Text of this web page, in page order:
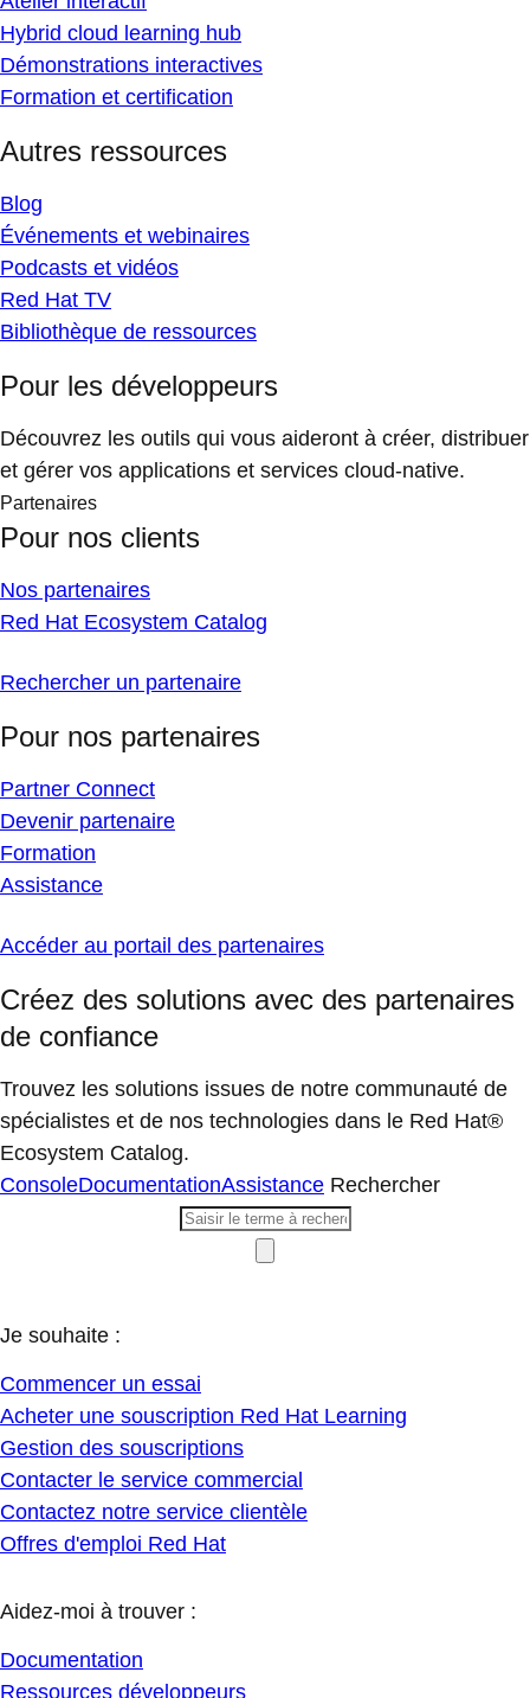
Hybrid cloud learning hub
Démonstrations interactives
Formation et certification
Autres ressources
Blog
Événements et webinaires
Podcasts et vidéos
Red Hat TV
Bibliothèque de ressources
Pour les développeurs
Découvrez les outils qui vous aideront à créer, distribuer
et gérer vos applications et services cloud-native.
Partenaires
Pour nos clients
Nos partenaires
Red Hat Ecosystem Catalog
Rechercher un partenaire
Pour nos partenaires
Partner Connect
Devenir partenaire
Formation
Assistance
Accéder au portail des partenaires
Créez des solutions avec des partenaires
de confiance
Trouvez les solutions issues de notre communauté de
spécialistes et de nos technologies dans le Red Hat®
Ecosystem Catalog.
ConsoleDocumentationAssistance Rechercher
Je souhaite :
Commencer un essai
Acheter une souscription Red Hat Learning
Gestion des souscriptions
Contacter le service commercial
Contactez notre service clientèle
Offres d'emploi Red Hat
Aidez-moi à trouver :
Documentation
Ressources développeurs